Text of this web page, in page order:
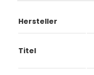
Hersteller
Titel